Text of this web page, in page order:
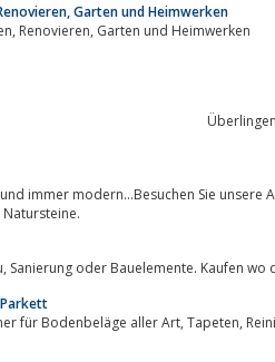
Garten und Heimwerken
Baumarkt bauSpezi in Brackenheim - Ihr Baufachmarkt für Bauen, Renovieren, Garten und Heimwerken
Ihr Partner wenn es um Baustoffe geht. Egal ob Garten, Neubau, Sanierung oder
Art, Tapeten, Reinigungsgeräte,